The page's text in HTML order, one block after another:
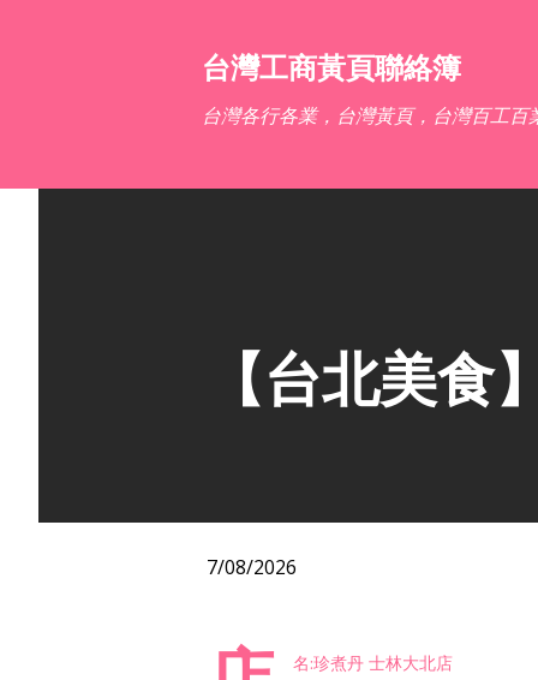
台灣工商黃頁聯絡簿
台灣各行各業，台灣黃頁，台灣百工百
【台北美
7/08/2026
名:珍煮丹 士林大北店